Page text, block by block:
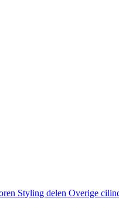
Styling delen Overige